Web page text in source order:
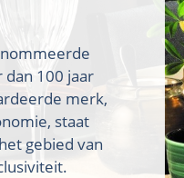
100 jaar
merk,
staat
gebied van